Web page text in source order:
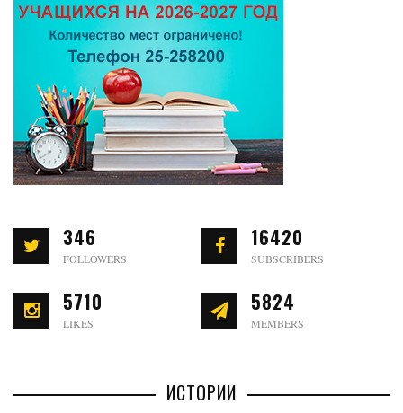
346
FOLLOWERS
16420
SUBSCRIBERS
5710
LIKES
5824
MEMBERS
ИСТОРИИ